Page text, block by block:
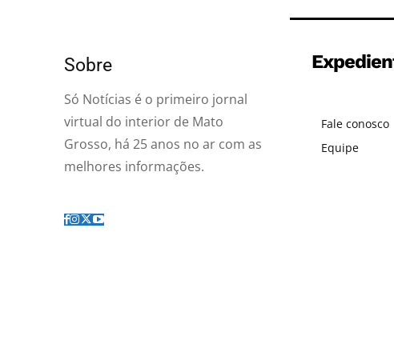
Sobre
Só Notícias é o primeiro jornal
virtual do interior de Mato
Grosso, há 25 anos no ar com as
melhores informações.
Fale conosco
Equipe